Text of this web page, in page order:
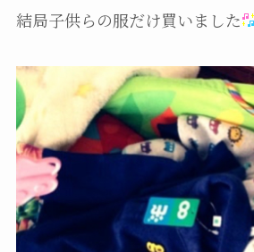
結局子供らの服だけ買いました